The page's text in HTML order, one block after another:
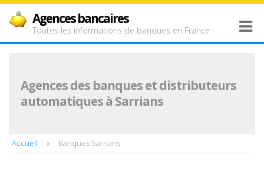
Agences bancaires
Toutes les informations de banques en France
Agences des banques et distributeurs
automatiques à Sarrians
Accueil Banques Sarrians